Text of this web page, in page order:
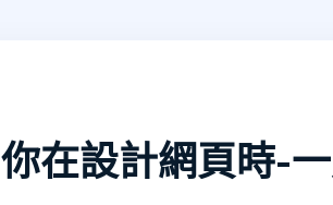
你在設計網頁時-